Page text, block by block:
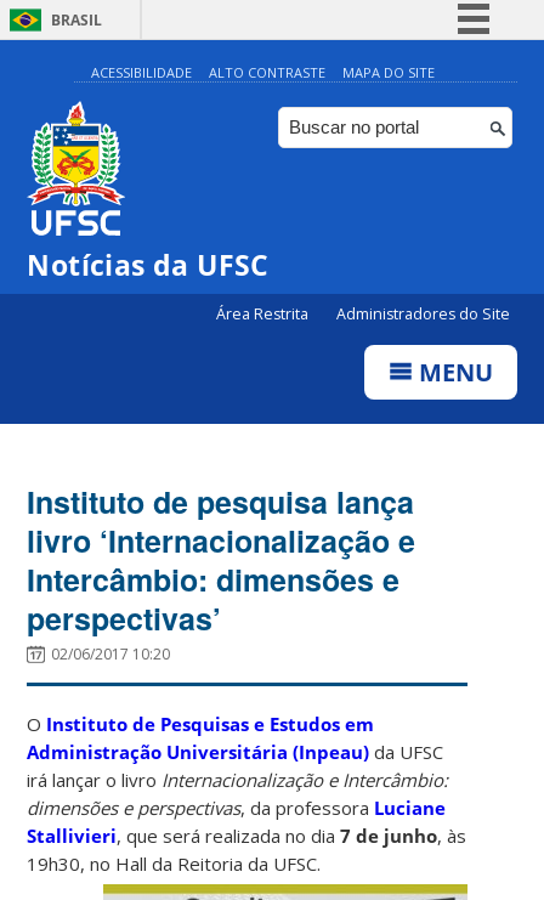
BRASIL
Simplifique!
Comunica BR
Participe
ACESSIBILIDADE ALTO CONTRASTE MAPA DO SITE
Notícias da UFSC
Área Restrita Administradores do Site
MENU
Instituto de pesquisa lança
livro ‘Internacionalização e
Intercâmbio: dimensões e
perspectivas’
02/06/2017 10:20
O Instituto de Pesquisas e Estudos em
Administração Universitária (Inpeau) da UFSC
irá lançar o livro Internacionalização e Intercâmbio:
dimensões e perspectivas, da professora Luciane
Stallivieri, que será realizada no dia7 de junho, às
19h30, no Hall da Reitoria da UFSC.